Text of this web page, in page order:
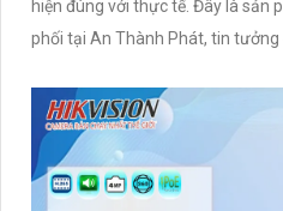
hiện đúng với thực tế. Đây là sản
phối tại An Thành Phát, tin tưởng